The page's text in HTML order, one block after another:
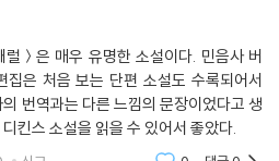
＞은 매우 유명한 소설이다. 민음사 버
은 처음 보는 단편 소설도 수록되어서
번역과는 다른 느낌의 문장이었다고 생
킨스 소설을 읽을 수 있어서 좋았다.